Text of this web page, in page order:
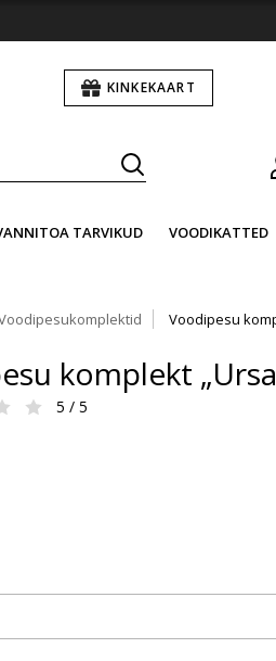
KINKEKAART
TARVIKUD VOODIKATTED
Voodipesu
komplekt
5 / 5